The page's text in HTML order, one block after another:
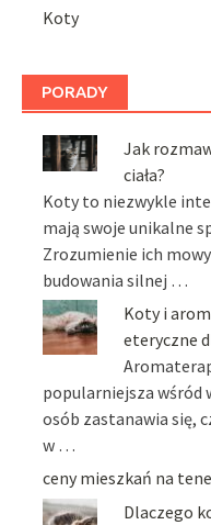
Koty
PORADY
Jak
ciała?
Koty to niezwykle
mają swoje unikalne
Zrozumienie ich
budowania silnej …
Koty i
eteryczne
popularniejsza wśród
osób zastanawia się,
w …
ceny mieszkań na
Dlaczego